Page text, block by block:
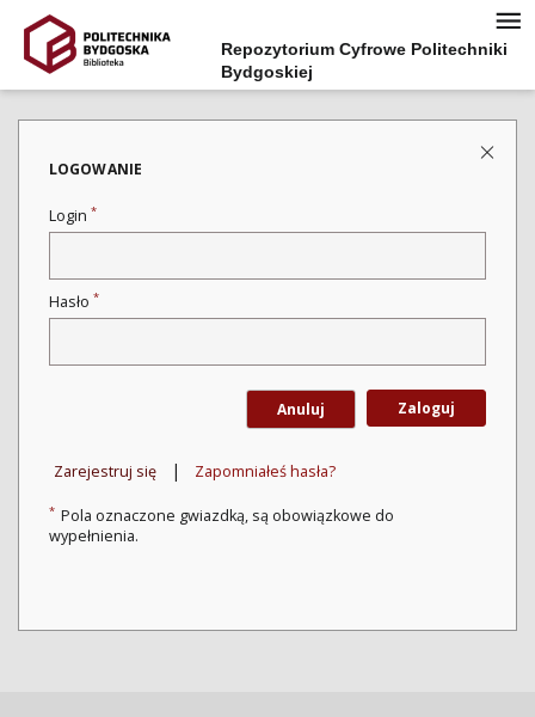
Repozytorium Cyfrowe Politechniki
Bydgoskiej
LOGOWANIE
Login *
Hasło *
Anuluj Zaloguj
Zarejestruj się | Zapomniałeś hasła?
* Pola oznaczone gwiazdką, są obowiązkowe do
wypełnienia.